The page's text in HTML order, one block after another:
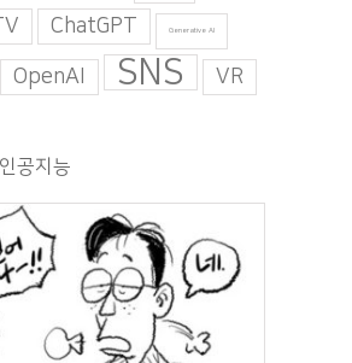
ChatGPT Generative AI
OpenAI SNS VR
공지능